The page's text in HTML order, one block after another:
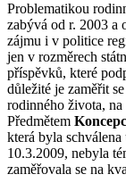
Problematikou
zabývá od r. 2003 a
zájmu i v politice
jen v rozměrech
příspěvků, které
důležité je zaměřit
rodinného života,
Předmětem
která byla
10.3.2009, nebyla
zaměřovala se na